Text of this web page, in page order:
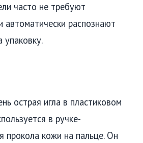
часто не требуют
распознают
упаковку.
острая игла в пластиковом
в ручке-
прокола кожи на пальце. Он